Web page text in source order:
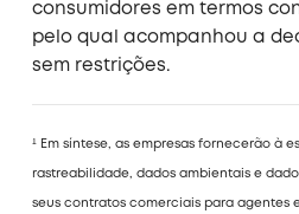
consumidores em termos
pelo qual acompanhou a
sem restrições.
¹ Em síntese, as empresas fornecerão à
rastreabilidade, dados ambientais e
seus contratos comerciais para agentes